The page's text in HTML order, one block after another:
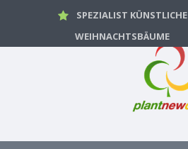
SPEZIALIST KÜNSTLICHE
WEIHNACHTSBÄUME